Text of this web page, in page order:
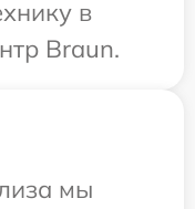
в
Braun.
мы